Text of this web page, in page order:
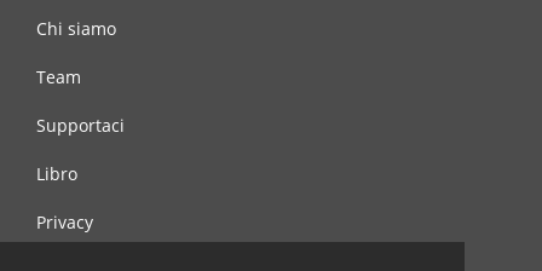
Chi siamo
Team
Supportaci
Libro
Privacy